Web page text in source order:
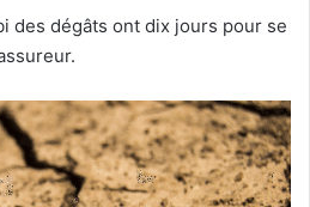
des dégâts ont dix jours pour se